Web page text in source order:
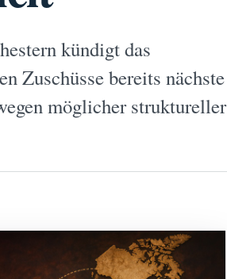
kündigt das
Zuschüsse bereits nächste
möglicher struktureller